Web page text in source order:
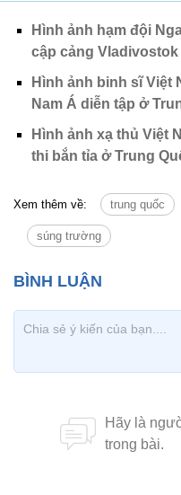
Hình ảnh hạm đội
cập cảng Vladivostok
Hình ảnh binh sĩ
Nam Á diễn tập ở
Hình ảnh xạ thủ Việt
thi bắn tỉa ở Trung
Xem thêm về: trung quốc
súng trường